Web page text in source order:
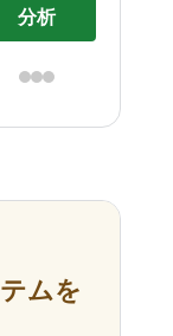
分析
ムを